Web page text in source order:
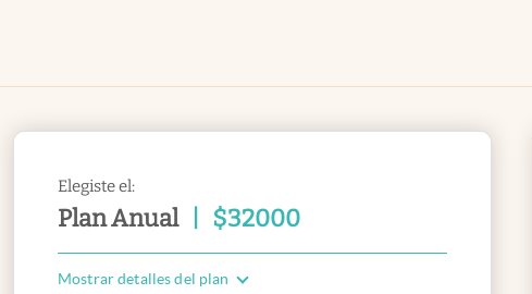
Elegiste el:
Plan Anual $32000
Mostrar detalles del plan